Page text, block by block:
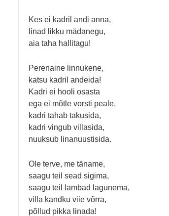
Kes ei kadril andi anna,
linad likku mädanegu,
aia taha hallitagu!
Perenaine linnukene,
katsu kadril andeida!
Kadri ei hooli osasta
ega ei mõtle vorsti peale,
kadri tahab takusida,
kadri vingub villasida,
nuuksub linanuustisida.
Ole terve, me täname,
saagu teil sead sigima,
saagu teil lambad lagunema,
villa kandku viie võrra,
põllud pikka linada!